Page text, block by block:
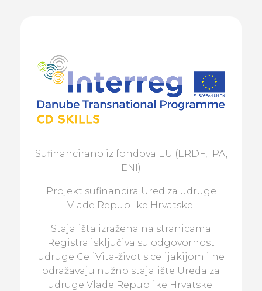
Sufinancirano iz fondova EU (ERDF, IPA,
ENI)
Projekt sufinancira Ured za udruge
Vlade Republike Hrvatske.
Stajališta izražena na stranicama
Registra isključiva su odgovornost
udruge CeliVita-život s celijakijom i ne
odražavaju nužno stajalište Ureda za
udruge Vlade Republike Hrvatske.